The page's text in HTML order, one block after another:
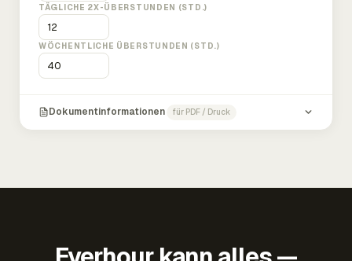
TÄGLICHE 2X-ÜBERSTUNDEN (STD.)
WÖCHENTLICHE ÜBERSTUNDEN (STD.)
Dokumentinformationen für PDF / Druck